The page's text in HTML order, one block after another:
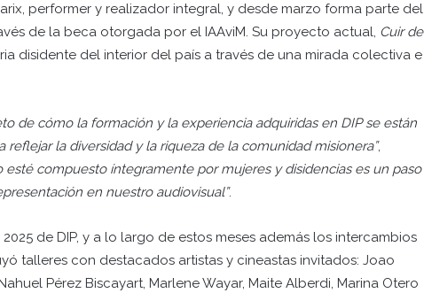
performer y realizador integral, y desde marzo forma parte del
de la beca otorgada por el IAAviM. Su proyecto actual, Cuir de
disidente del interior del país a través de una mirada colectiva e
de cómo la formación y la experiencia adquiridas en DIP se están
la diversidad y la riqueza de la comunidad misionera”,
esté compuesto íntegramente por mujeres y disidencias es un paso
en nuestro audiovisual”.
de DIP, y a lo largo de estos meses además los intercambios
talleres con destacados artistas y cineastas invitados: Joao
Pérez Biscayart, Marlene Wayar, Maite Alberdi, Marina Otero